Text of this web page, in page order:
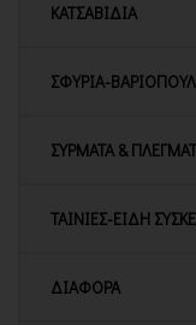
ΚΑΤΣΑΒΙΔΙΑ
ΣΦΥΡΙΑ-
ΣΥΡΜΑΤΑ &
ΤΑΙΝΙΕΣ-ΕΙΔΗ
ΔΙΑΦΟΡΑ